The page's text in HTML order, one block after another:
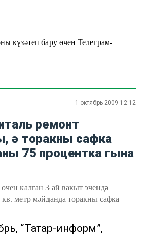
күзәтеп бару өчен Телеграм-
1 октябрь 2009 12:12
ремонт
ә торакны сафка
75 процентка гына
калган 3 ай вакыт эчендә
метр мәйданда торакны сафка
“Татар-информ”,